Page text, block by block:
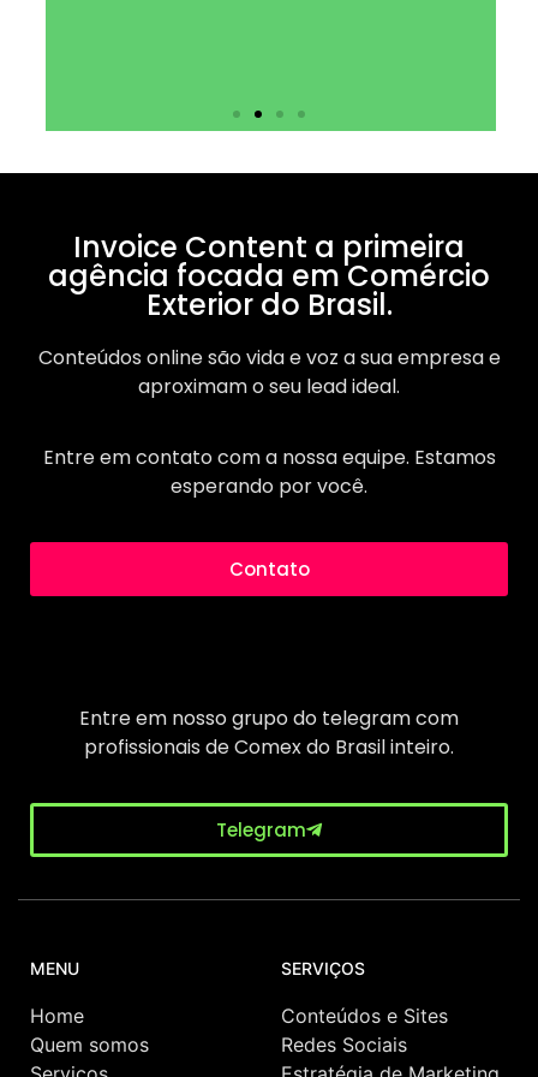
Invoice Content a primeira
agência focada em Comércio
Exterior do Brasil.
Conteúdos online são vida e voz a sua empresa e
aproximam o seu lead ideal.
Entre em contato com a nossa equipe. Estamos
esperando por você.
Contato
Entre em nosso grupo do telegram com
profissionais de Comex do Brasil inteiro.
Telegram
MENU
Home
Quem somos
SERVIÇOS
Conteúdos e Sites
Redes Sociais